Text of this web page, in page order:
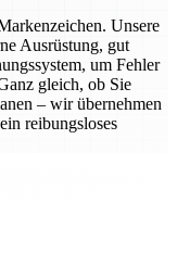
Unsere
Ausrüstung, gut
um Fehler
gleich, ob Sie
– wir übernehmen
reibungsloses